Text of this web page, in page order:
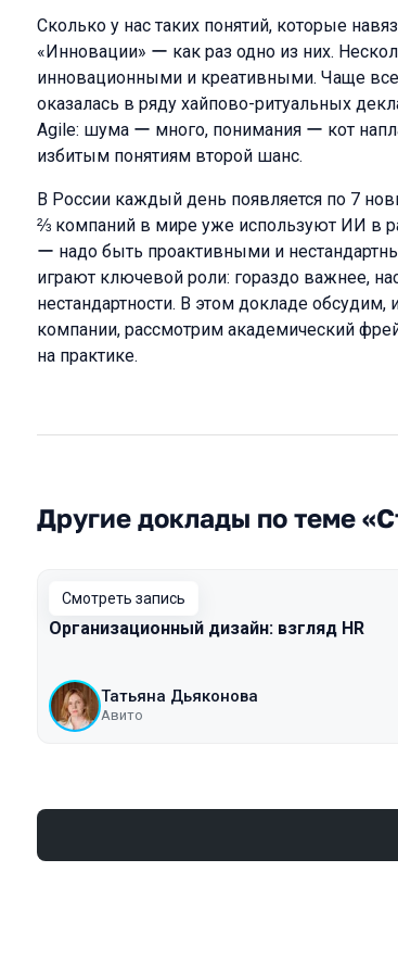
Сколько у нас таких понятий, которые
«Инновации» ー как раз одно из них.
инновационными и креативными. Чаще
оказалась в ряду хайпово-ритуальных
Agile: шума ー много, понимания ー кот
избитым понятиям второй шанс.
В России каждый день появляется по 7
⅔ компаний в мире уже используют ИИ в
ー надо быть проактивными и
играют ключевой роли: гораздо важнее,
нестандартности. В этом докладе
компании, рассмотрим академический
на практике.
Другие доклады по теме
Смотреть запись
Организационный дизайн: взгляд HR
Татьяна Дьяконова
Авито